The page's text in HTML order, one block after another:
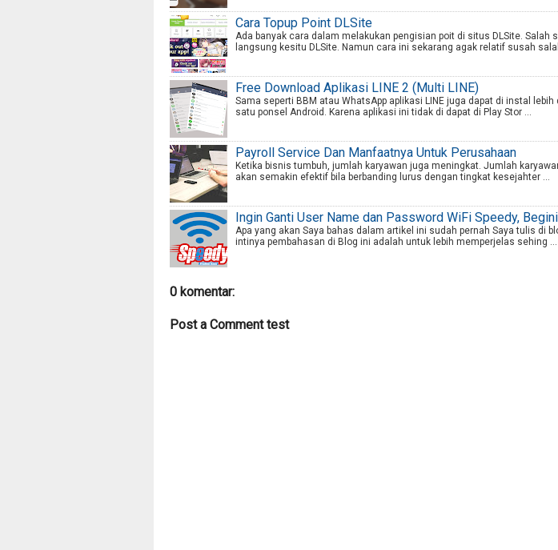
Cara Topup Point DLSite
Ada banyak cara dalam melakukan pengisian poit di situs DLSite. Salah
langsung kesitu DLSite. Namun cara ini sekarang agak relatif susah
Free Download Aplikasi LINE 2 (Multi LINE)
Sama seperti BBM atau WhatsApp aplikasi LINE juga dapat di instal lebih
satu ponsel Android. Karena aplikasi ini tidak di dapat di Play Stor ...
Payroll Service Dan Manfaatnya Untuk Perusahaan
Ketika bisnis tumbuh, jumlah karyawan juga meningkat. Jumlah
akan semakin efektif bila berbanding lurus dengan tingkat kesejahter ...
Ingin Ganti User Name dan Password WiFi Speedy,
Apa yang akan Saya bahas dalam artikel ini sudah pernah Saya tulis di
intinya pembahasan di Blog ini adalah untuk lebih memperjelas sehing ...
0 komentar:
Post a Comment test